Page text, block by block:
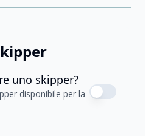
uno skipper?
disponibile per la